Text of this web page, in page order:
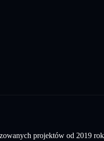
projektów od 2019